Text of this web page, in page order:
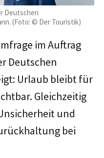
Deutschen
(Foto: © Der Touristik)
im Auftrag
Deutschen
Urlaub bleibt für
Gleichzeitig
und
bei